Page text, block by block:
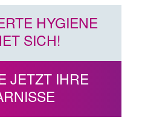
HYGIENE
SICH!
JETZT IHRE